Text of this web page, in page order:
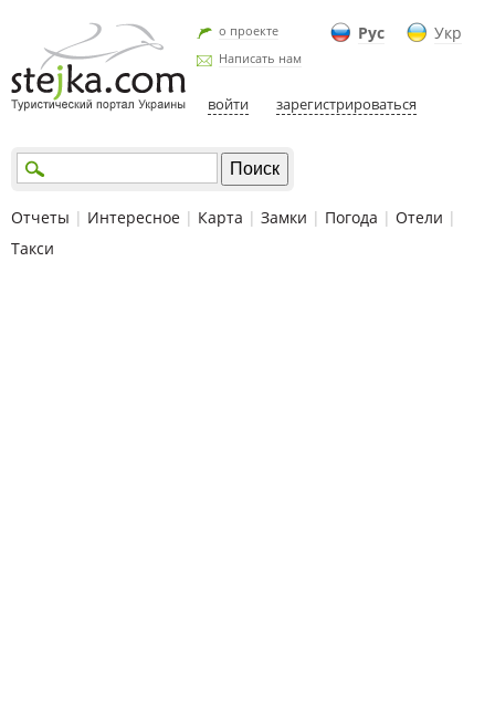
Рус Укр
о проекте
Написать нам
войти зарегистрироваться
Отчеты | Интересное | Карта | Замки | Погода | Отели |
Такси